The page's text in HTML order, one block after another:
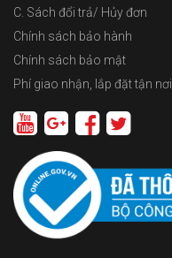
C. Sách đổi trả/ Hủy đơn
Chính sách bảo hành
Chính sách bảo mật
Phí giao nhận, lắp đặt tận nơi.